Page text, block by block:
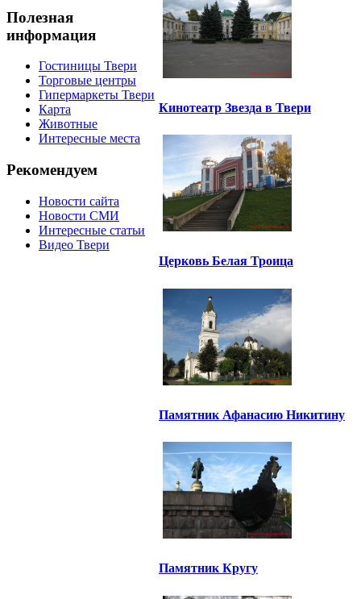
Полезная
информация
Гостиницы Твери
Торговые центры
Гипермаркеты Твери
Карта
Животные
Интересные места
Рекомендуем
Новости сайта
Новости СМИ
Интересные статьи
Видео Твери
Кинотеатр Звезда в Твери
Церковь Белая Троица
Памятник Афанасию Никитину
Памятник Кругу